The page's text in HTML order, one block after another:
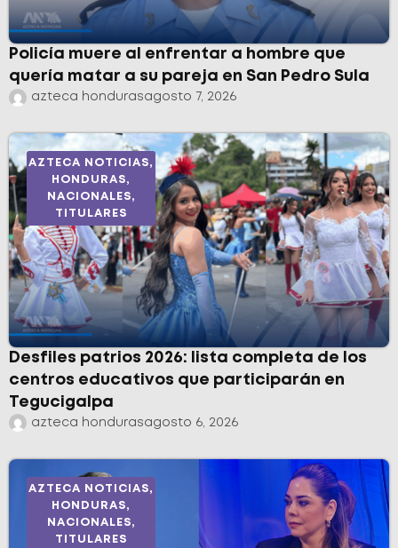
Policía muere al enfrentar a hombre que
quería matar a su pareja en San Pedro Sula
azteca hondurasagosto 7, 2026
AZTECA NOTICIAS,
HONDURAS,
NACIONALES,
TITULARES
Desfiles patrios 2026: lista completa de los
centros educativos que participarán en
Tegucigalpa
azteca hondurasagosto 6, 2026
AZTECA NOTICIAS,
HONDURAS,
NACIONALES,
TITULARES